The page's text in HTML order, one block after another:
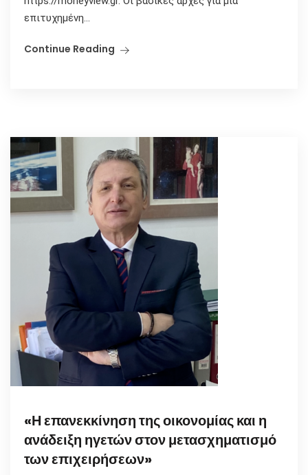
επιτυχημένη...
Continue Reading
«Η επανεκκίνηση της οικονομίας και η
ανάδειξη ηγετών στον μετασχηματισμό
των επιχειρήσεων»